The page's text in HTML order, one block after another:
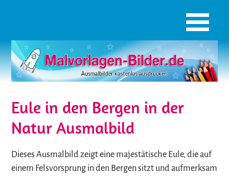
Eule in den Bergen in der
Natur Ausmalbild
Dieses Ausmalbild zeigt eine majestätische Eule, die auf
einem Felsvorsprung in den Bergen sitzt und aufmerksam